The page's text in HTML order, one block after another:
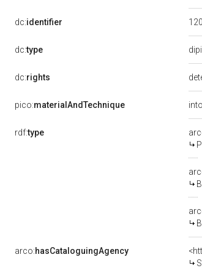
dc:identifier
dc:type
dc:rights
pico:materialAndTechnique
rdf:type
arco:hasCataloguingAgency